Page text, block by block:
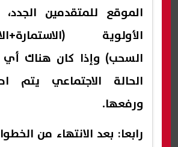
الموقع للمتقدمين
الأولوية
السحب) وإذا كان هناك
الحالة الاجتماعي يتم
ورفعها.
رابعا: بعد الانتهاء من